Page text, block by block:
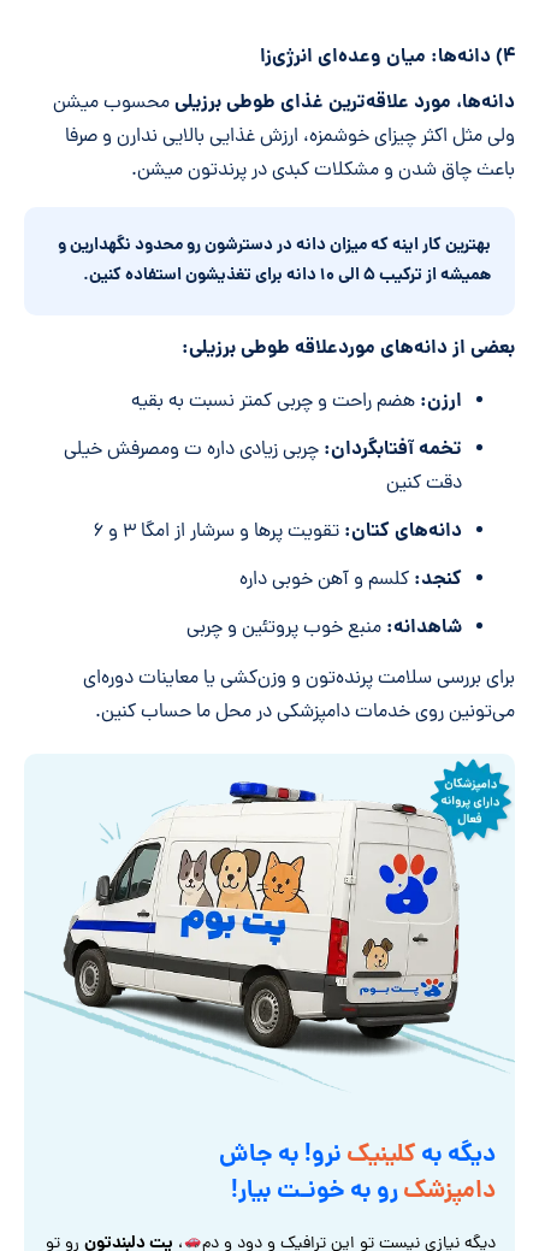
۴) دانه‌ها: میان وعده‌ای انرژی‌زا
دانه‌ها، مورد علاقه‌ترین غذای طوطی برزیلیمحسوب میشن
ولی مثل اکثر چیزای خوشمزه‌، ارزش غذایی بالایی ندارن و صرفا
باعث چاق شدن و مشکلات کبدی در پرندتون میشن.
بهترین کار اینه که میزان دانه در دسترشون رو محدود نگهدارین و
همیشه از ترکیب ۵ الی ۱۰ دانه برای تغذیشون استفاده کنین.
بعضی از دانه‌های موردعلاقه طوطی برزیلی:
ارزن: هضم راحت و چربی کمتر نسبت به بقیه
تخمه آفتابگردان: چربی زیادی داره ت ومصرفش خیلی
دقت کنین
دانه‌های کتان: تقویت پرها و سرشار از امگا ۳ و ۶
کنجد: کلسم و آهن خوبی داره
شاهدانه: منبع خوب پروتئین و چربی
برای بررسی سلامت پرنده‌تون و وزن‌کشی یا معاینات دوره‌ای
می‌تونین روی خدمات دامپزشکی در محل ما حساب کنین.
دیگه بهکلینیکنرو! به جاش
دامپزشکرو به خونـت بیار!
دیگه نیازی نیست تو این ترافیک و دود و دم ، پت دلبندتونرو تو